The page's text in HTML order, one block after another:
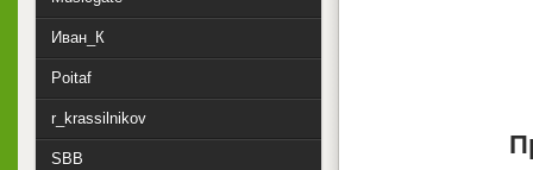
Иван_К
Poitaf
r_krassilnikov
SBB